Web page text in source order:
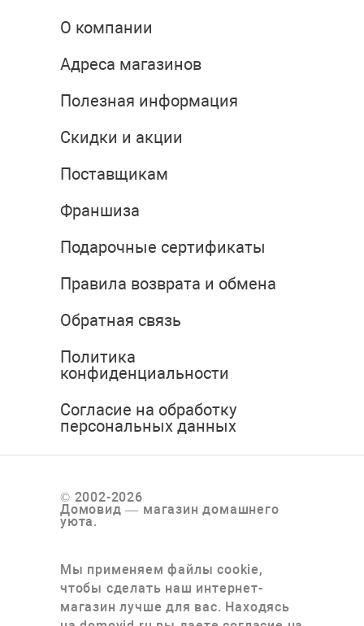
О компании
Адреса магазинов
Полезная информация
Скидки и акции
Поставщикам
Франшиза
Подарочные сертификаты
Правила возврата и обмена
Обратная связь
Политика
конфиденциальности
Согласие на обработку
персональных данных
© 2002-2026
Домовид — магазин домашнего
уюта.
Мы применяем файлы cookie,
чтобы сделать наш интернет-
магазин лучше для вас. Находясь